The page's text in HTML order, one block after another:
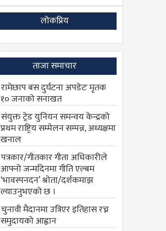
लोकप्रिय
ताजा समाचार
रामेछाप बस दुर्घटना अपडेटः मृतक
१० जनाको सनाखत
संयुक्त ट्रेड युनियन समन्वय केन्द्रको
प्रथम राष्ट्रिय सम्मेलन सम्पन्न, अध्यक्षमा
खनाल
पत्रकार/गीतकार गीता अधिकारीले
आफ्नो जन्मदिनमा गीति एल्बम
‘भावस्पनदन’ श्रोता/दर्शकमाझ
ल्याउनुभएको छ ।
चुनावी मैदानमा उत्रिएर इतिहास रच्न
समुदायको आह्वान